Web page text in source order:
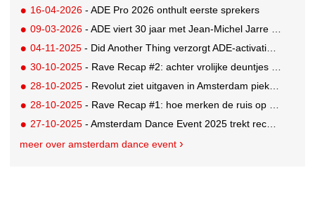
16-04-2026 - ADE Pro 2026 onthult eerste sprekers
09-03-2026 - ADE viert 30 jaar met Jean-Michel Jarre als eregast
04-11-2025 - Did Another Thing verzorgt ADE-activaties Dolby en Thuisbezorgd
30-10-2025 - Rave Recap #2: achter vrolijke deuntjes schuilen serieuze woorden
28-10-2025 - Revolut ziet uitgaven in Amsterdam pieken tijdens ADE
28-10-2025 - Rave Recap #1: hoe merken de ruis op social media doorbreken
27-10-2025 - Amsterdam Dance Event 2025 trekt recordaantal bezoekers
meer over amsterdam dance event